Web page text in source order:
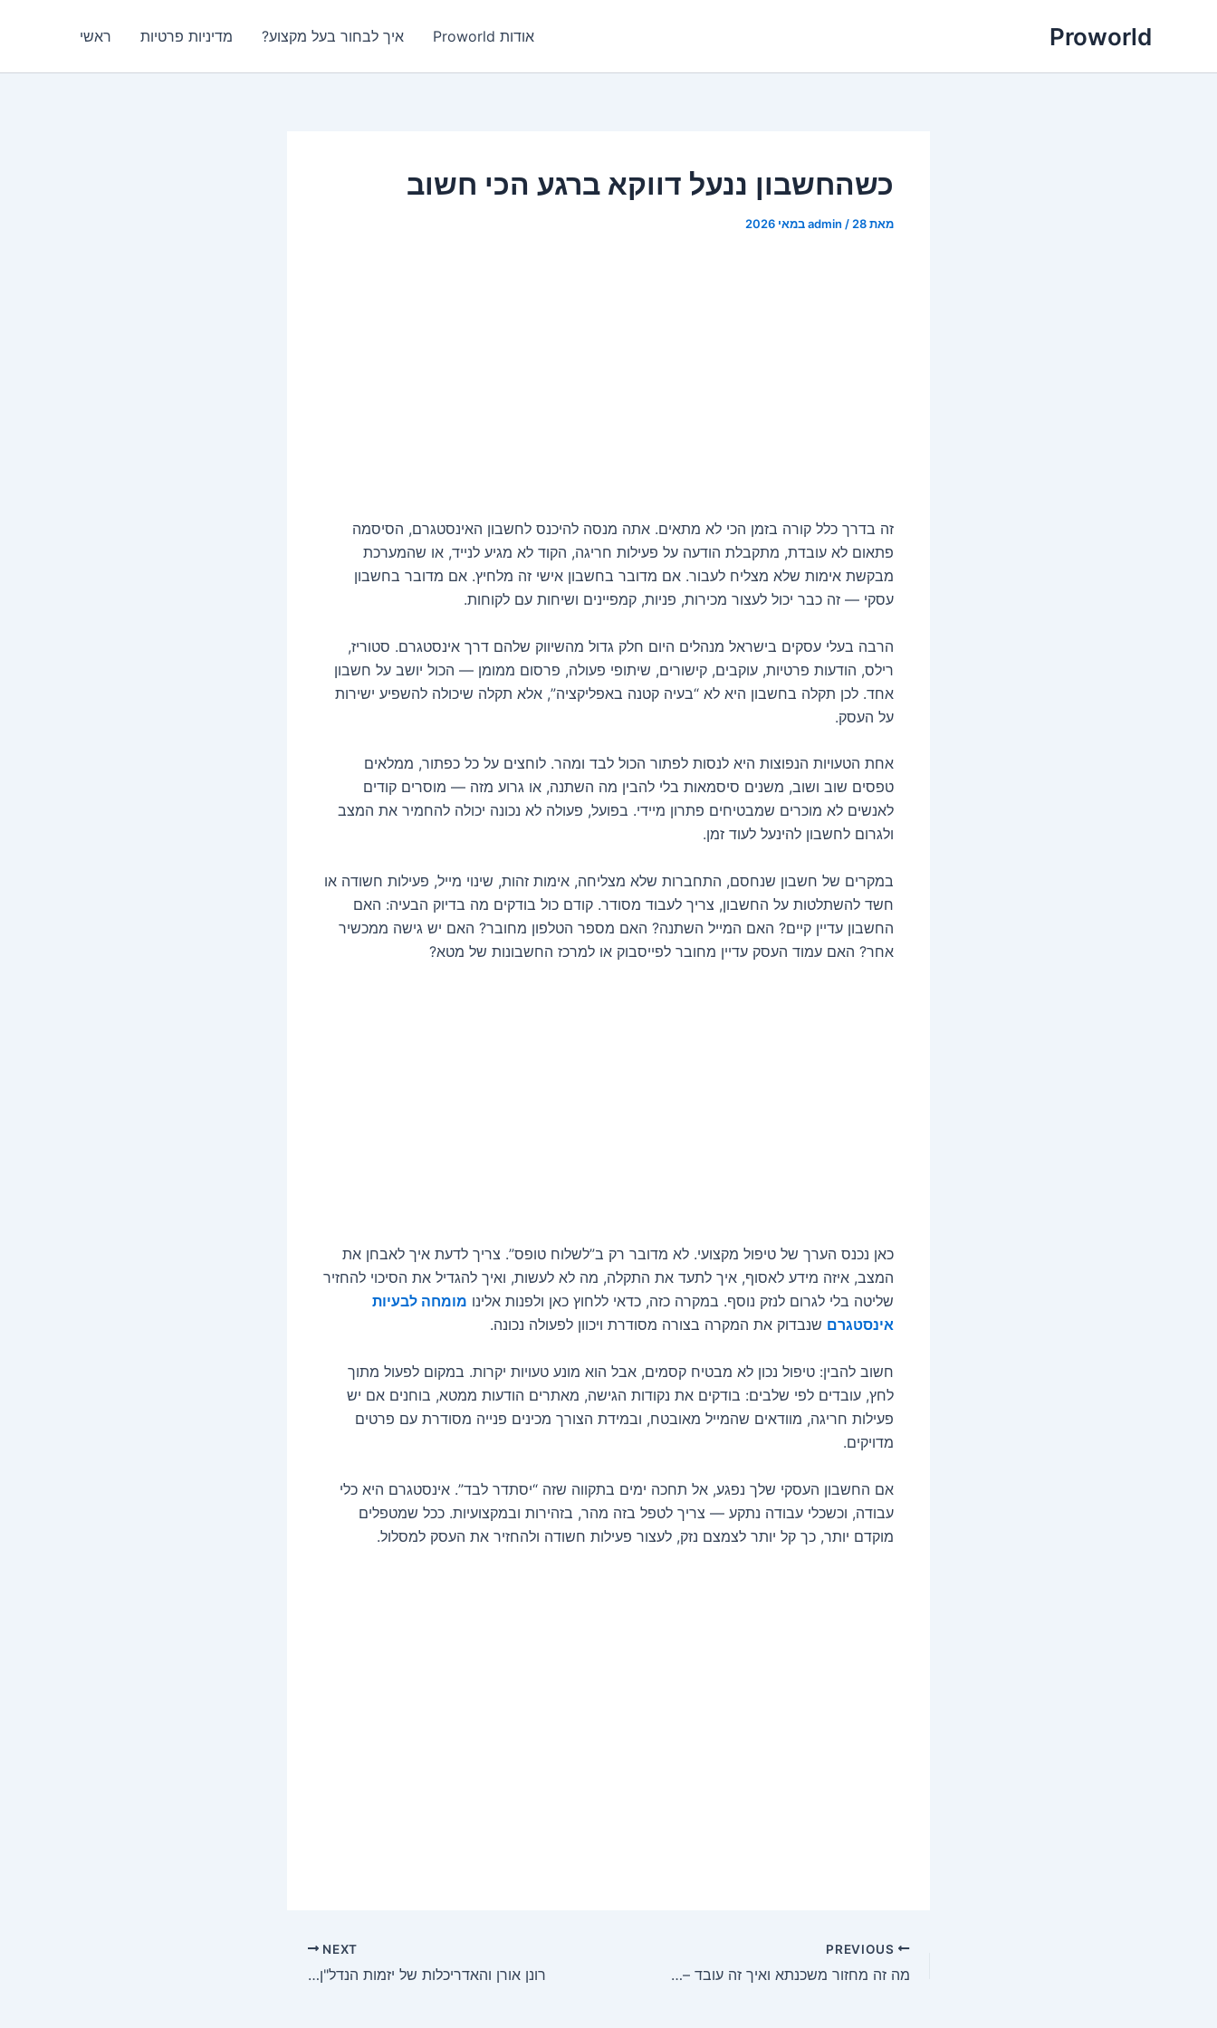
Proworld אודות Proworld איך לבחור בעל מקצוע? מדיניות פרטיות ראשי
כשהחשבון ננעל דווקא ברגע הכי חשוב
מאת admin / 28 במאי 2026
זה בדרך כלל קורה בזמן הכי לא מתאים. אתה מנסה להיכנס לחשבון האינסטגרם, הסיסמה
פתאום לא עובדת, מתקבלת הודעה על פעילות חריגה, הקוד לא מגיע לנייד, או שהמערכת
מבקשת אימות שלא מצליח לעבור. אם מדובר בחשבון אישי זה מלחיץ. אם מדובר בחשבון
עסקי — זה כבר יכול לעצור מכירות, פניות, קמפיינים ושיחות עם לקוחות.
הרבה בעלי עסקים בישראל מנהלים היום חלק גדול מהשיווק שלהם דרך אינסטגרם. סטוריז,
רילס, הודעות פרטיות, עוקבים, קישורים, שיתופי פעולה, פרסום ממומן — הכול יושב על חשבון
אחד. לכן תקלה בחשבון היא לא “בעיה קטנה באפליקציה”, אלא תקלה שיכולה להשפיע ישירות
על העסק.
אחת הטעויות הנפוצות היא לנסות לפתור הכול לבד ומהר. לוחצים על כל כפתור, ממלאים
טפסים שוב ושוב, משנים סיסמאות בלי להבין מה השתנה, או גרוע מזה — מוסרים קודים
לאנשים לא מוכרים שמבטיחים פתרון מיידי. בפועל, פעולה לא נכונה יכולה להחמיר את המצב
ולגרום לחשבון להינעל לעוד זמן.
במקרים של חשבון שנחסם, התחברות שלא מצליחה, אימות זהות, שינוי מייל, פעילות חשודה או
חשד להשתלטות על החשבון, צריך לעבוד מסודר. קודם כול בודקים מה בדיוק הבעיה: האם
החשבון עדיין קיים? האם המייל השתנה? האם מספר הטלפון מחובר? האם יש גישה ממכשיר
אחר? האם עמוד העסק עדיין מחובר לפייסבוק או למרכז החשבונות של מטא?
כאן נכנס הערך של טיפול מקצועי. לא מדובר רק ב”לשלוח טופס”. צריך לדעת איך לאבחן את
המצב, איזה מידע לאסוף, איך לתעד את התקלה, מה לא לעשות, ואיך להגדיל את הסיכוי להחזיר
שליטה בלי לגרום לנזק נוסף. במקרה כזה, כדאי ללחוץ כאן ולפנות אלינו מומחה לבעיות
אינסטגרם שנבדוק את המקרה בצורה מסודרת ויכוון לפעולה נכונה.
חשוב להבין: טיפול נכון לא מבטיח קסמים, אבל הוא מונע טעויות יקרות. במקום לפעול מתוך
לחץ, עובדים לפי שלבים: בודקים את נקודות הגישה, מאתרים הודעות ממטא, בוחנים אם יש
פעילות חריגה, מוודאים שהמייל מאובטח, ובמידת הצורך מכינים פנייה מסודרת עם פרטים
מדויקים.
אם החשבון העסקי שלך נפגע, אל תחכה ימים בתקווה שזה “יסתדר לבד”. אינסטגרם היא כלי
עבודה, וכשכלי עבודה נתקע — צריך לטפל בזה מהר, בזהירות ובמקצועיות. ככל שמטפלים
מוקדם יותר, כך קל יותר לצמצם נזק, לעצור פעילות חשודה ולהחזיר את העסק למסלול.
מה זה מחזור משכנתא ואיך זה עובד – ולמה זה מרגיש לפעמים כמו למצוא כסף בכיס של מעיל ישן?
NEXT
רונן אורן והאדריכלות של יזמות הנדל"ן: המדריך המקיף להשבחת מקרקעין, ניהול סיכונים ויצירת ערך בשוק הישראלי